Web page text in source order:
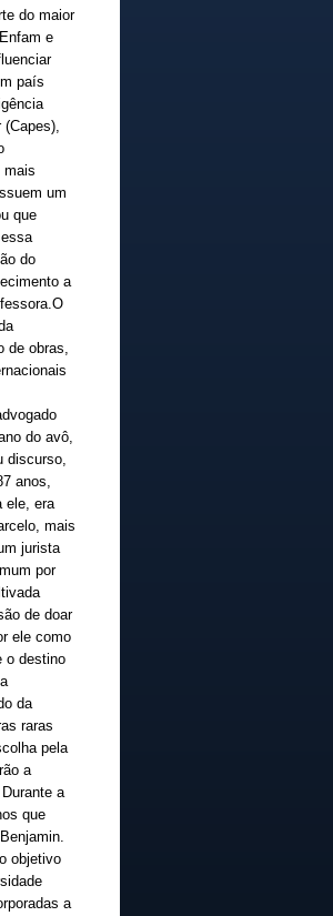
do maior
e
país
(Capes),
mais
um
que
do
a
de obras,
do avô,
discurso,
anos,
ele, era
mais
jurista
por
de doar
ele como
o destino
da
raras
pela
a
a
que
objetivo
a